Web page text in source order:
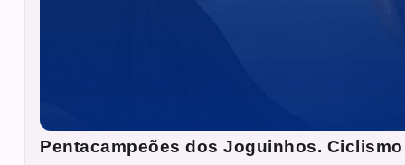
Pentacampeões dos Joguinhos.